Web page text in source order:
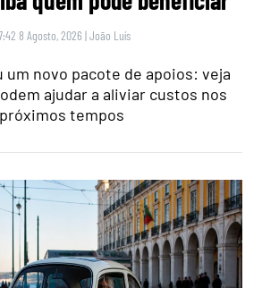
8 Agosto, 2026 |João Luís
um novo pacote de apoios: veja
ajudar a aliviar custos nos
próximos tempos